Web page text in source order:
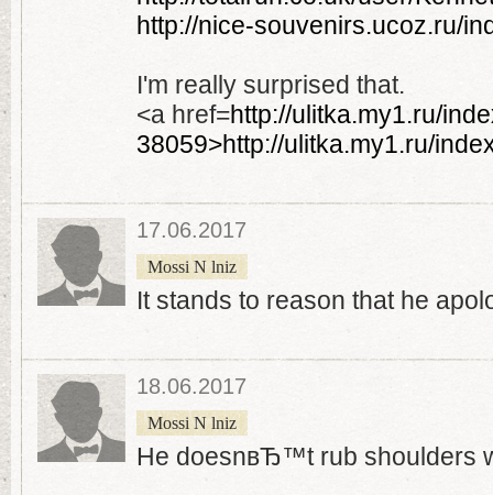
http://nice-souvenirs.ucoz.ru/
I'm really surprised that.
<a href=http://ulitka.my1.ru/
38059>http://ulitka.my1.ru/
17.06.2017
Mossi N lniz
It stands to reason that he
18.06.2017
Mossi N lniz
He doesnвЂ™t rub shoulders